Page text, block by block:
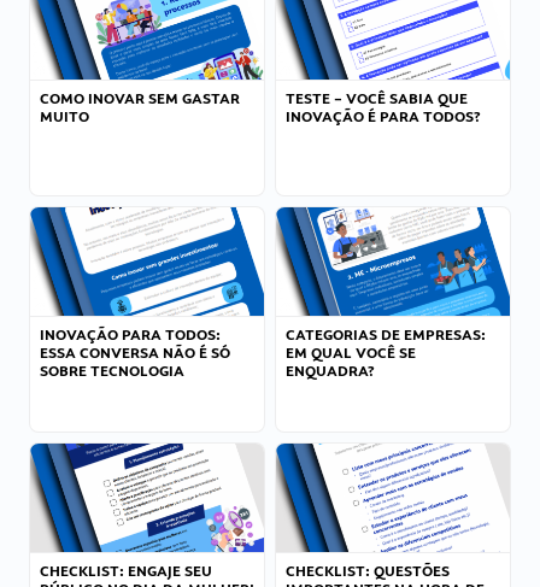
COMO INOVAR SEM GASTAR
MUITO
TESTE – VOCÊ SABIA QUE
INOVAÇÃO É PARA TODOS?
INOVAÇÃO PARA TODOS:
ESSA CONVERSA NÃO É SÓ
SOBRE TECNOLOGIA
CATEGORIAS DE EMPRESAS:
EM QUAL VOCÊ SE
ENQUADRA?
CHECKLIST: ENGAJE SEU
CHECKLIST: QUESTÕES